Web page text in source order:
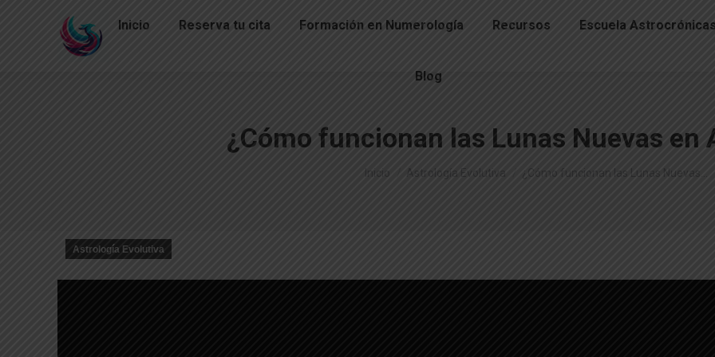
Inicio Reserva tu cita Formación en Numerología Recursos Escuela Astrocrónicas
Blog
¿Cómo funcionan las Lunas Nuevas en
Estás aquí:
Inicio Astrología Evolutiva ¿Cómo funcionan las Lunas Nuevas…
Astrología Evolutiva